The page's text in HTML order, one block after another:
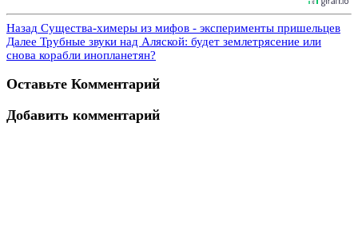
Назад Существа-химеры из мифов - эксперименты пришельцев
Далее Трубные звуки над Аляской: будет землетрясение или
снова корабли инопланетян?
Оставьте Комментарий
Добавить комментарий